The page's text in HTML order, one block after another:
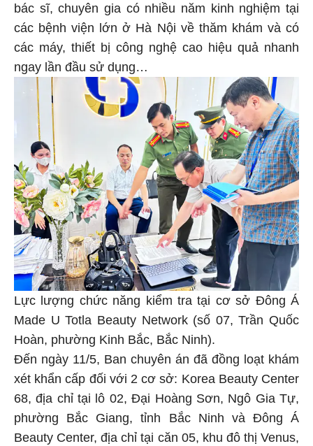
bác sĩ, chuyên gia có nhiều năm kinh nghiệm tại
các bệnh viện lớn ở Hà Nội về thăm khám và có
các máy, thiết bị công nghệ cao hiệu quả nhanh
ngay lần đầu sử dụng…
Lực lượng chức năng kiểm tra tại cơ sở Đông Á
Made U Totla Beauty Network (số 07, Trần Quốc
Hoàn, phường Kinh Bắc, Bắc Ninh).
Đến ngày 11/5, Ban chuyên án đã đồng loạt khám
xét khẩn cấp đối với 2 cơ sở: Korea Beauty Center
68, địa chỉ tại lô 02, Đại Hoàng Sơn, Ngô Gia Tự,
phường Bắc Giang, tỉnh Bắc Ninh và Đông Á
Beauty Center, địa chỉ tại căn 05, khu đô thị Venus,